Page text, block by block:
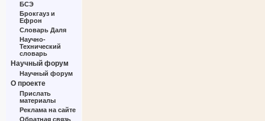
БСЭ
Брокгауз и
Ефрон
Словарь Даля
Научно-
Технический
словарь
Научный форум
Научный форум
О проекте
Прислать
материалы
Реклама на сайте
Обратная связь